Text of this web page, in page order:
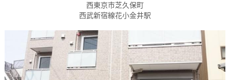
西東京市芝久保町
西武新宿線花小金井駅